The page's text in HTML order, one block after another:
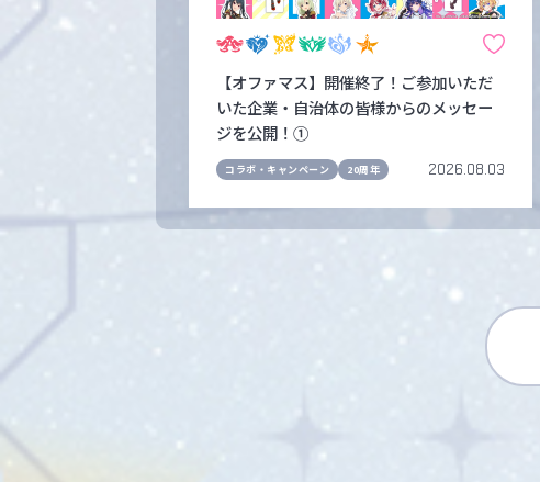
【オファマス】開催終了！ご参加いただ
いた企業・自治体の皆様からのメッセー
ジを公開！①
コラボ・キャンペーン 20周年 2026.08.03